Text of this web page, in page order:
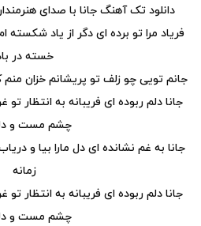
دانلود تک آهنگ جانا با صدای
فریاد مرا تو برده ای دگر از یاد شکسته
خسته در
جانم تویی چو زلف تو پریشانم خزان منم
جانا دلم ربوده ای فریبانه به انتظار
چشم مست و
جانا به غم نشانده ای دل مارا بیا و
زمانه
جانا دلم ربوده ای فریبانه به انتظار
چشم مست و